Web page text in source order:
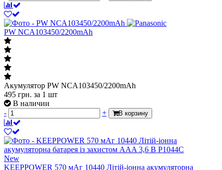
PW NCA103450/2200mAh
Акумулятор PW NCA103450/2200mAh
495 грн. за 1 шт
В наличии
-
+ В корзину
New
KEEPPOWER 570 мАг 10440 Літій-іонна акумуляторна